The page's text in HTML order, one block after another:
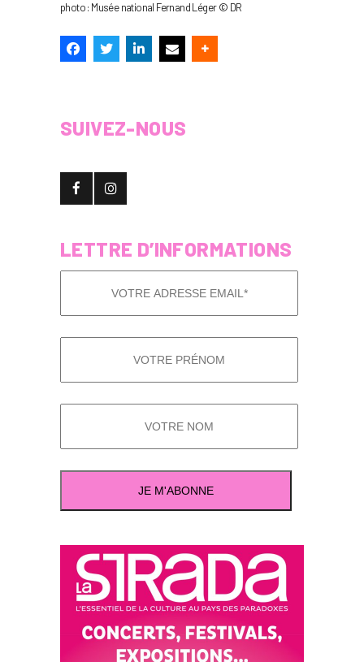
photo : Musée national Fernand Léger © DR
SUIVEZ-NOUS
LETTRE D’INFORMATIONS